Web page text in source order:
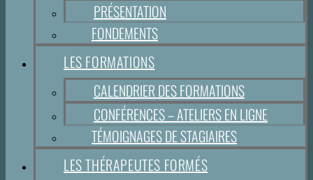
PRÉSENTATION
FONDEMENTS
LES FORMATIONS
CALENDRIER DES FORMATIONS
CONFÉRENCES – ATELIERS EN LIGNE
TÉMOIGNAGES DE STAGIAIRES
LES THÉRAPEUTES FORMÉS